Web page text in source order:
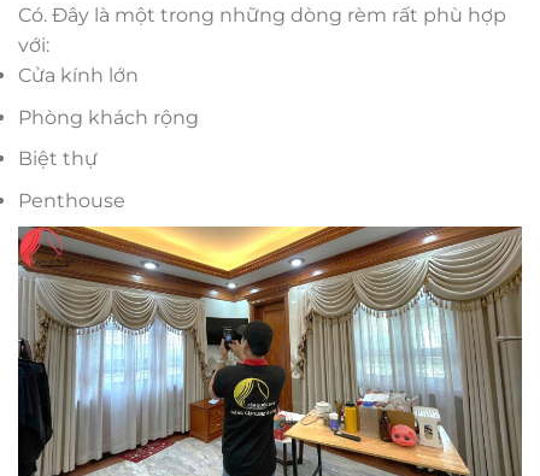
Có. Đây là một trong những dòng rèm rất phù hợp
với:
Cửa kính lớn
Phòng khách rộng
Biệt thự
Penthouse